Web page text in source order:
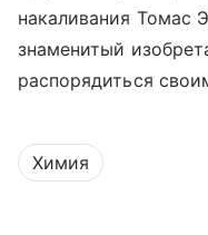
накаливания Томас
знаменитый
распорядиться
Химия